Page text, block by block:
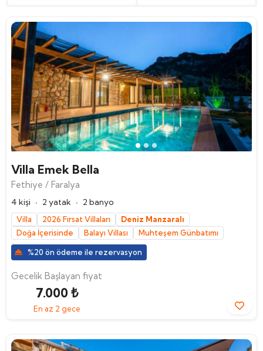
Misafirler
2Yetişkin0Çocuk
Ara
Villa Emek Bella
Fethiye / Faralya
4 kişi · 2 yatak · 2 banyo
Villa 2026 Fırsat Villaları
Deniz Manzaralı
Doğa İçerisinde
Balayı Villası Muhteşem Günbatımı
%20 ön ödeme ile rezervasyon
Gecelik Başlayan fiyat
7.000 ₺
En az 2 gece